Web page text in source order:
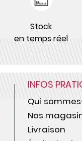
Stock
en temps réel
INFOS
Qui
Nos
Livraison